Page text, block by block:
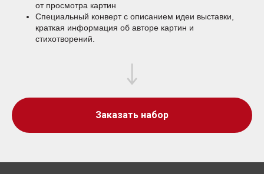
от просмотра картин
Специальный конверт с описанием идеи выставки,
краткая информация об авторе картин и
стихотворений.
Заказать набор